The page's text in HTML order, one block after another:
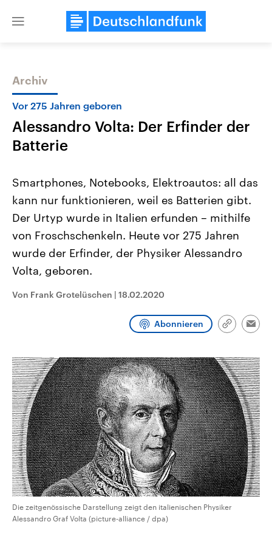
Close
Themen
Landtagswahl Sachsen-Anhalt
2026
Alle Informationen
Sachsen-Anhalt wählt am 6.
September 2026 einen neuen
Landtag. Seit 2021 wird das
Bundesland von einer Koalition aus
CDU, SPD und FDP regiert.-
Umfragen, Prognosen,
Wahlprogramme, aktuelle Berichte
und Kandidaten der anstehenden
USA
Aktuelle Beiträge,
Hintergründe
Wirtschaftlich und
gehören die Vereinigten
den mächtigsten Ländern
Archiv
Vor 275 Jahren geboren
Alessandro Volta: Der Erfinder der
Batterie
Smartphones, Notebooks, Elektroautos: all das
kann nur funktionieren, weil es Batterien gibt.
Der Urtyp wurde in Italien erfunden – mithilfe
von Froschschenkeln. Heute vor 275 Jahren
wurde der Erfinder, der Physiker Alessandro
Volta, geboren.
Von Frank Grotelüschen | 18.02.2020
Abonnieren
Link
Die zeitgenössische Darstellung zeigt den italienischen Physiker
Alessandro Graf Volta (picture-alliance / dpa)